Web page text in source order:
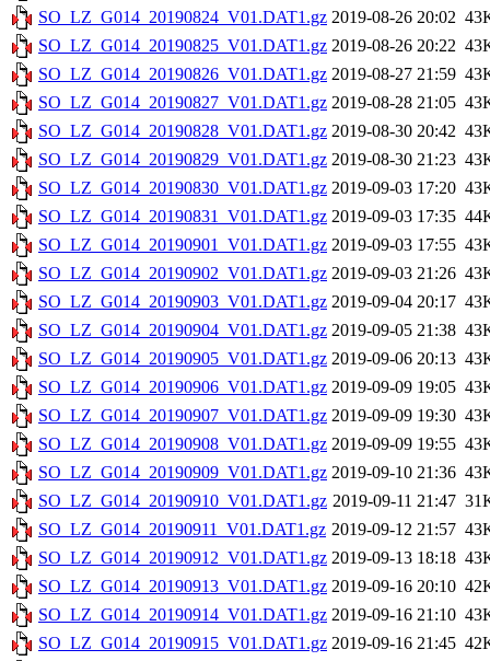
SO_LZ_G014_20190824_V01.DAT1.gz 2019-08-26 20:02
SO_LZ_G014_20190825_V01.DAT1.gz 2019-08-26 20:22
SO_LZ_G014_20190826_V01.DAT1.gz 2019-08-27 21:59
SO_LZ_G014_20190827_V01.DAT1.gz 2019-08-28 21:05
SO_LZ_G014_20190828_V01.DAT1.gz 2019-08-30 20:42
SO_LZ_G014_20190829_V01.DAT1.gz 2019-08-30 21:23
SO_LZ_G014_20190830_V01.DAT1.gz 2019-09-03 17:20
SO_LZ_G014_20190831_V01.DAT1.gz 2019-09-03 17:35
SO_LZ_G014_20190901_V01.DAT1.gz 2019-09-03 17:55
SO_LZ_G014_20190902_V01.DAT1.gz 2019-09-03 21:26
SO_LZ_G014_20190903_V01.DAT1.gz 2019-09-04 20:17
SO_LZ_G014_20190904_V01.DAT1.gz 2019-09-05 21:38
SO_LZ_G014_20190905_V01.DAT1.gz 2019-09-06 20:13
SO_LZ_G014_20190906_V01.DAT1.gz 2019-09-09 19:05
SO_LZ_G014_20190907_V01.DAT1.gz 2019-09-09 19:30
SO_LZ_G014_20190908_V01.DAT1.gz 2019-09-09 19:55
SO_LZ_G014_20190909_V01.DAT1.gz 2019-09-10 21:36
SO_LZ_G014_20190910_V01.DAT1.gz 2019-09-11 21:47
SO_LZ_G014_20190911_V01.DAT1.gz 2019-09-12 21:57
SO_LZ_G014_20190912_V01.DAT1.gz 2019-09-13 18:18
SO_LZ_G014_20190913_V01.DAT1.gz 2019-09-16 20:10
SO_LZ_G014_20190914_V01.DAT1.gz 2019-09-16 21:10
SO_LZ_G014_20190915_V01.DAT1.gz 2019-09-16 21:45